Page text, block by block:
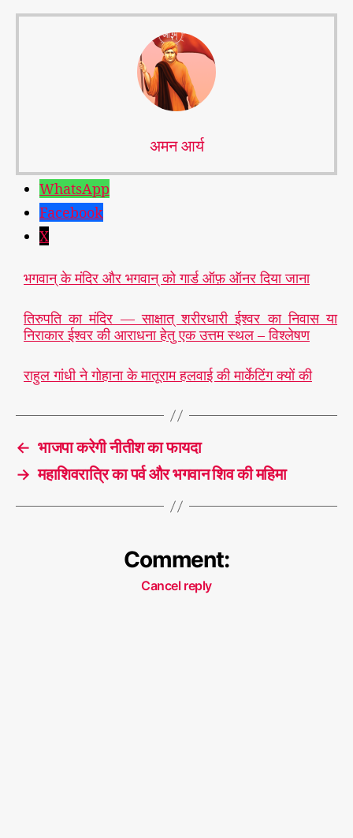
अमन आर्य
WhatsApp
Facebook
X
भगवान् के मंदिर और भगवान् को गार्ड ऑफ़ ऑनर दिया जाना
तिरुपति का मंदिर — साक्षात् शरीरधारी ईश्वर का निवास या
निराकार ईश्वर की आराधना हेतु एक उत्तम स्थल – विश्लेषण
राहुल गांधी ने गोहाना के मातूराम हलवाई की मार्केटिंग क्यों की
T
g
मो
दी
मू
र्ति:
म्रा
की
था
← भाजपा करेगी नीतीश का फायदा
→ महाशिवरात्रि का पर्व और भगवान शिव की महिमा
Comment:
Cancel reply